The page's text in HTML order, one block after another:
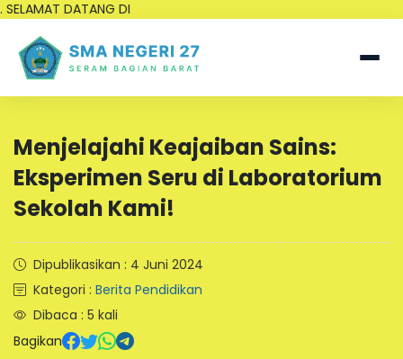
. SELAMAT DATANG DI
Menjelajahi Keajaiban Sains:
Eksperimen Seru di Laboratorium
Sekolah Kami!
Dipublikasikan : 4 Juni 2024
Kategori : Berita Pendidikan
Dibaca : 5 kali
Bagikan